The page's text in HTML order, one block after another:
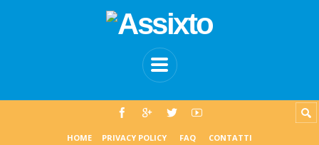
HOME PRIVACY POLICY FAQ CONTATTI